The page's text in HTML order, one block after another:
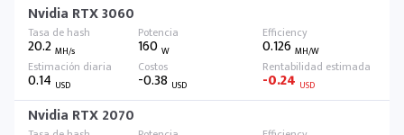
Nvidia RTX 3060
20.2 MH/s 160W 0.126 MH/W
0.14 USD -0.38 USD -0.24 USD
Nvidia RTX 2070